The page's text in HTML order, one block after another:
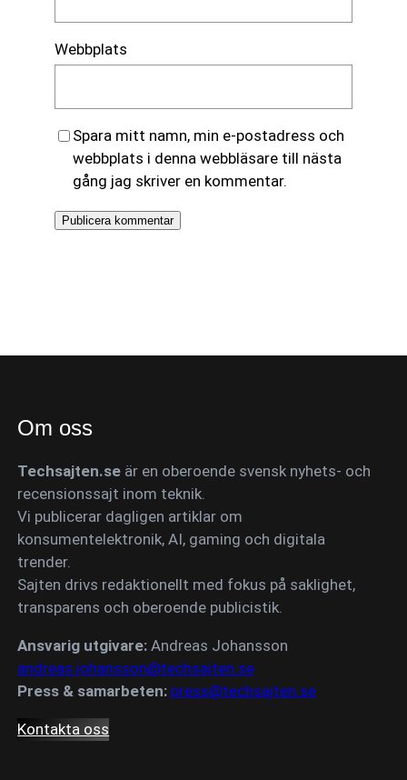
Webbplats
Spara mitt namn, min e-postadress och
webbplats i denna webbläsare till nästa
gång jag skriver en kommentar.
Om oss
Techsajten.se är en oberoende svensk nyhets- och
recensionssajt inom teknik.
Vi publicerar dagligen artiklar om
konsumentelektronik, AI, gaming och digitala
trender.
Sajten drivs redaktionellt med fokus på saklighet,
transparens och oberoende publicistik.
Ansvarig utgivare: Andreas Johansson
andreas.johansson@techsajten.se
Press & samarbeten: press@techsajten.se
Kontakta oss